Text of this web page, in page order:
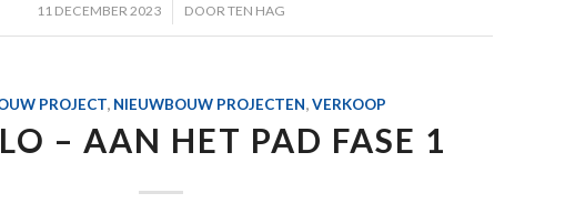
11 DECEMBER 2023
/ DOORTEN HAG
PROJECT, NIEUWBOUW PROJECTEN,VERKOOP
– AAN HET PAD FASE 1